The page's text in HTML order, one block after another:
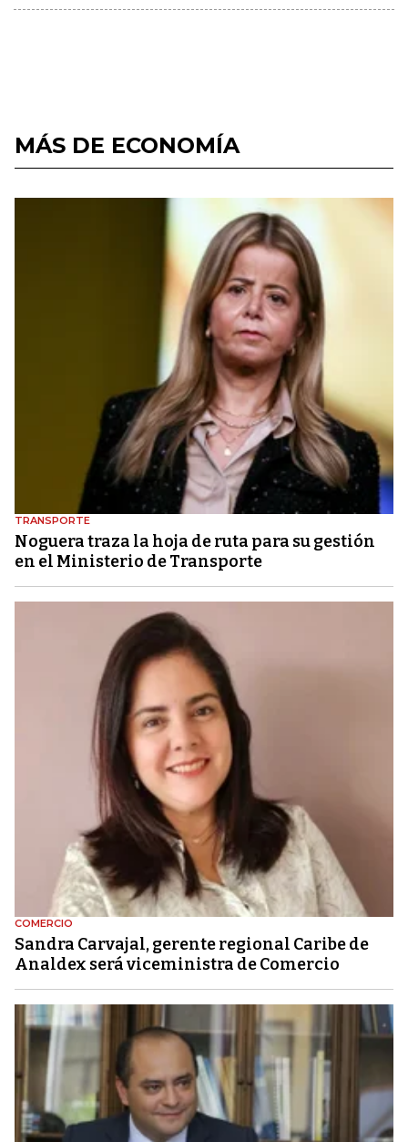
MÁS DE ECONOMÍA
TRANSPORTE
Noguera traza la hoja de ruta para su gestión
en el Ministerio de Transporte
COMERCIO
Sandra Carvajal, gerente regional Caribe de
Analdex será viceministra de Comercio